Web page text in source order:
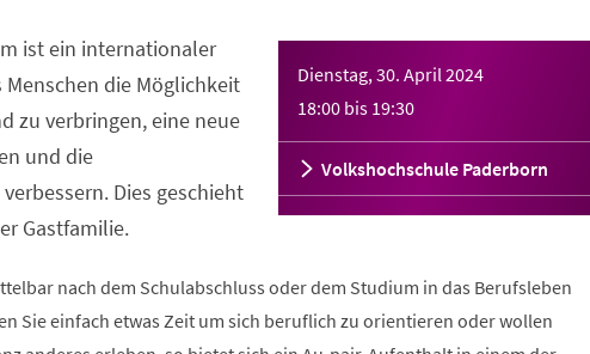
Dienstag, 30. April 2024
18:00 bis 19:30
Volkshochschule Paderborn
ist ein internationaler
die Möglichkeit
zu verbringen, eine neue
und die
Dies geschieht
Gastfamilie.
nach dem Schulabschluss oder dem Studium in das Berufsleben
Sie einfach etwas Zeit um sich beruflich zu orientieren oder wollen